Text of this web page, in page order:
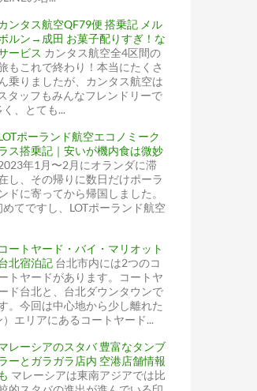
ンタス航空QF79便 搭乗記 メル
ルン→成田 お菓子配りすぎ！な
ービス カンタス航空全4区間の
もこれで終わり！本当にたくさ
ん乗りましたが、カンタス航空は
タッフもみんなフレンドリーで
、とても...
ポーランド航空エコノミーク
ス搭乗記｜安いが機内食は微妙
年1月〜2月にオランダに滞
し、その帰りに数日だけポーラ
ンドに寄ってから帰国しました。
てですし、LOTポーランド航空
コートヤード・バイ・マリオット
北宿泊記 台北市内には2つのコ
トヤードがあります。コートヤ
ド台北と、台北ダウンタウンで
。今回は中心地から少し離れた
エリアにあるコートヤード...
レーシアのスタバ 豊富なタンブ
ーとガラガラ店内 空港店舗情報
も マレーシアは東南アジアでは比